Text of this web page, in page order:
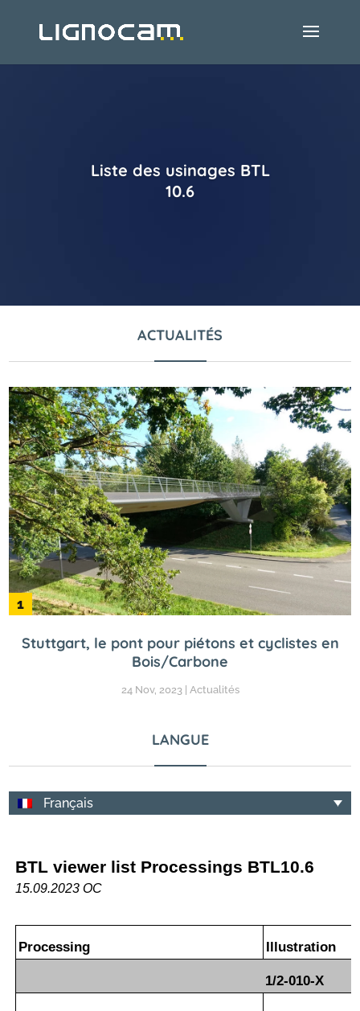
Liste des usinages BTL
10.6
ACTUALITÉS
Stuttgart, le pont pour piétons et cyclistes en
Bois/Carbone
24 Nov, 2023 | Actualités
LANGUE
Français